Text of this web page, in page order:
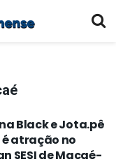
Black e Jota.pê
atração no
SESI de Macaé-